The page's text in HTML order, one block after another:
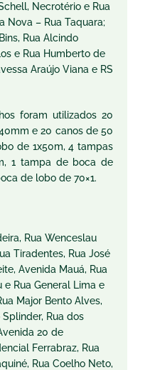
Necrotério e Rua
Nova – Rua Taquara;
Rua Alcindo
e Rua Humberto de
Araújo Viana e RS
foram utilizados 20
e 20 canos de 50
de 1x50m, 4 tampas
1 tampa de boca de
de lobo de 70×1.
Rua Wenceslau
Tiradentes, Rua José
Avenida Mauá, Rua
e Rua General Lima e
Major Bento Alves,
Splinder, Rua dos
20 de
Ferrabraz, Rua
Rua Coelho Neto,